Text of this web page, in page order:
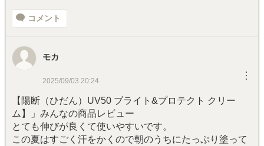
コメント
モカ
2025/09/03 20:24 ︙
【陽断（ひだん）UV50 ブライト&プロテクト クリー
ム】」みんなの商品レビュー
とても伸びが良くて使いやすいです。
この夏はすごく汗をかくので朝のうちにたっぷり塗って